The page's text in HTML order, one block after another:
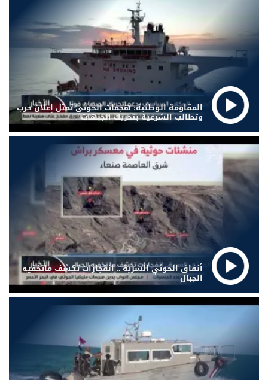
المقاومة الوطنية: هجمات الحوثي تمثل إعلان حرب
وتطالب الشرعية بتحريك الجبهات
أنفاق الحوثي السرية .. انفجارات تكشف ماتخفيه
الجبال